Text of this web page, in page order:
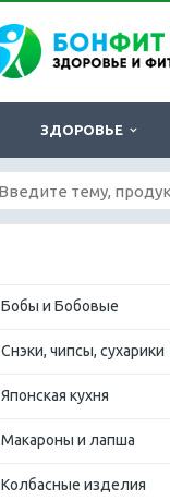
ЗДОРОВЬЕ
Бобы и Бобовые
Снэки, чипсы, сухарики
Японская кухня
Макароны и лапша
Колбасные изделия